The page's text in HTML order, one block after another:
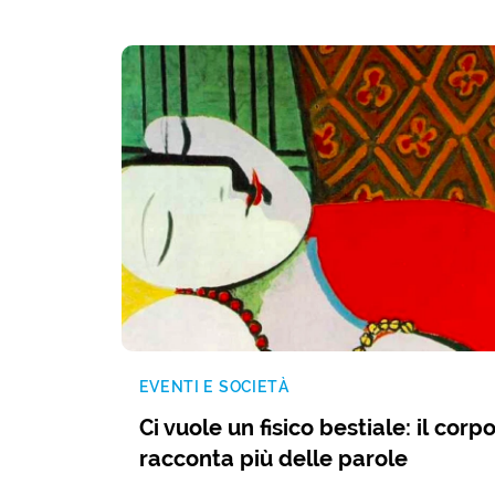
EVENTI E SOCIETÀ
Ci vuole un fisico bestiale: il corpo
racconta più delle parole